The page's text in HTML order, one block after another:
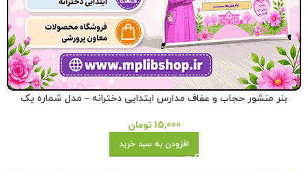
بنر منشور حجاب و عفاف مدارس ابتدایی دخترانه – مدل شماره یک
15,000 تومان
افزودن به سبد خرید